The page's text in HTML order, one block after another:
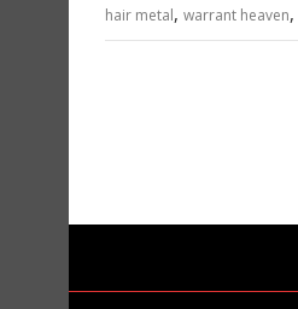
hair metal, warrant heaven,